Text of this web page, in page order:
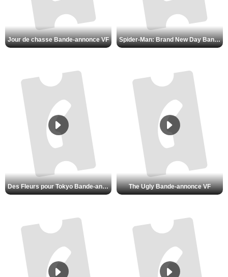
Jour de chasse Bande-annonce VF Spider-Man: Brand New Day Bande-annonce (3) VO STFR
Des Fleurs pour Tokyo Bande-annonce VO STFR The Ugly Bande-annonce VF